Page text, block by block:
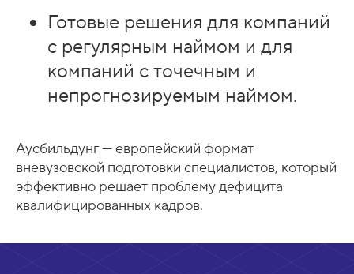
Готовые решения для компаний
с регулярным наймом и для
компаний с точечным и
непрогнозируемым наймом.
Аусбильдунг — европейский формат
вневузовской подготовки специалистов, который
эффективно решает проблему дефицита
квалифицированных кадров.